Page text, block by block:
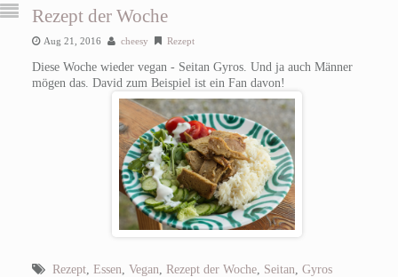
Rezept der Woche
Aug 21, 2016 cheesy Rezept
Diese Woche wieder vegan - Seitan Gyros. Und ja auch Männer
mögen das. David zum Beispiel ist ein Fan davon!
Rezept, Essen Vegan Rezept der Woche, Seitan Gyros